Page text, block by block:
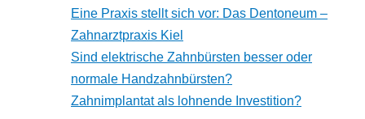
Eine Praxis stellt sich vor: Das Dentoneum –
Zahnarztpraxis Kiel
Sind elektrische Zahnbürsten besser oder
normale Handzahnbürsten?
Zahnimplantat als lohnende Investition?